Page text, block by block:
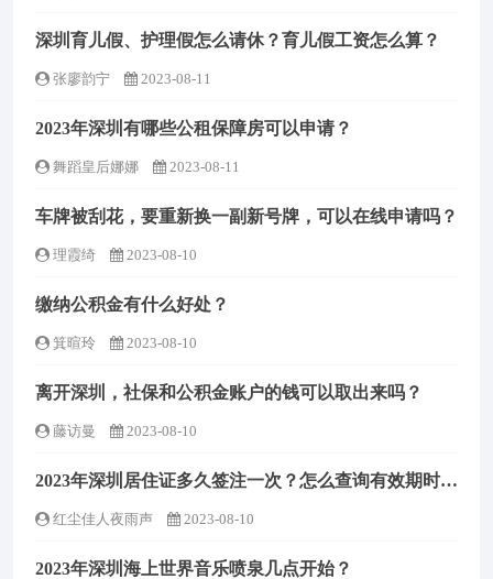
深圳育儿假、护理假怎么请休？育儿假工资怎么算？
张廖韵宁 2023-08-11
2023年深圳有哪些公租保障房可以申请？
舞蹈皇后娜娜 2023-08-11
车牌被刮花，要重新换一副新号牌，可以在线申请吗？
理霞绮 2023-08-10
缴纳公积金有什么好处？
箕暄玲 2023-08-10
离开深圳，社保和公积金账户的钱可以取出来吗？
藤访曼 2023-08-10
2023年深圳居住证多久签注一次？怎么查询有效期时限？
红尘佳人夜雨声 2023-08-10
2023年深圳海上世界音乐喷泉几点开始？